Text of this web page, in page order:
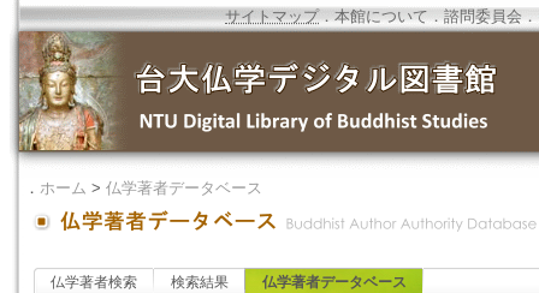
サイトマップ．本館について ．諮問委員会 ．
． ホーム > 仏学著者データベース
仏学著者検索 検索結果 仏学著者データベース